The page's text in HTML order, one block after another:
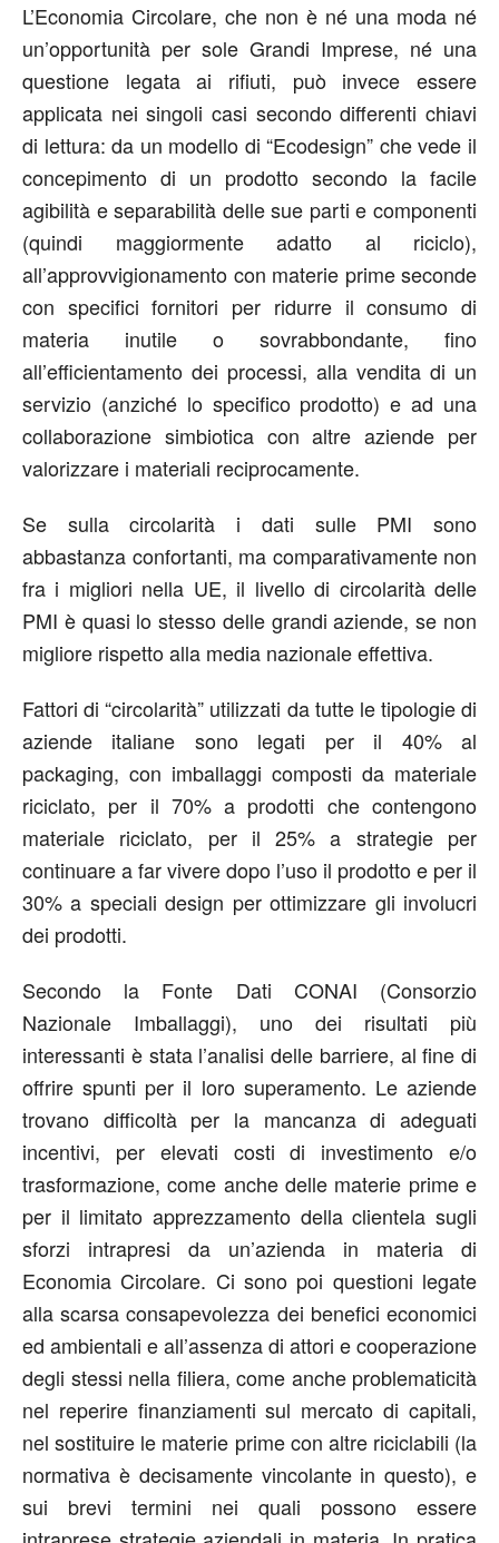
L’Economia Circolare, che non è né una moda né
un’opportunità per sole Grandi Imprese, né una
questione legata ai rifiuti, può invece essere
applicata nei singoli casi secondo differenti chiavi
di lettura: da un modello di “Ecodesign” che vede il
concepimento di un prodotto secondo la facile
agibilità e separabilità delle sue parti e componenti
(quindi maggiormente adatto al riciclo),
all’approvvigionamento con materie prime seconde
con specifici fornitori per ridurre il consumo di
materia inutile o sovrabbondante, fino
all’efficientamento dei processi, alla vendita di un
servizio (anziché lo specifico prodotto) e ad una
collaborazione simbiotica con altre aziende per
valorizzare i materiali reciprocamente.
Se sulla circolarità i dati sulle PMI sono
abbastanza confortanti, ma comparativamente non
fra i migliori nella UE, il livello di circolarità delle
PMI è quasi lo stesso delle grandi aziende, se non
migliore rispetto alla media nazionale effettiva.
Fattori di “circolarità” utilizzati da tutte le tipologie di
aziende italiane sono legati per il 40% al
packaging, con imballaggi composti da materiale
riciclato, per il 70% a prodotti che contengono
materiale riciclato, per il 25% a strategie per
continuare a far vivere dopo l’uso il prodotto e per il
30% a speciali design per ottimizzare gli involucri
dei prodotti.
Secondo la Fonte Dati CONAI (Consorzio
Nazionale Imballaggi), uno dei risultati più
interessanti è stata l’analisi delle barriere, al fine di
offrire spunti per il loro superamento. Le aziende
trovano difficoltà per la mancanza di adeguati
incentivi, per elevati costi di investimento e/o
trasformazione, come anche delle materie prime e
per il limitato apprezzamento della clientela sugli
sforzi intrapresi da un’azienda in materia di
Economia Circolare. Ci sono poi questioni legate
alla scarsa consapevolezza dei benefici economici
ed ambientali e all’assenza di attori e cooperazione
degli stessi nella filiera, come anche problematicità
nel reperire finanziamenti sul mercato di capitali,
nel sostituire le materie prime con altre riciclabili (la
normativa è decisamente vincolante in questo), e
sui brevi termini nei quali possono essere